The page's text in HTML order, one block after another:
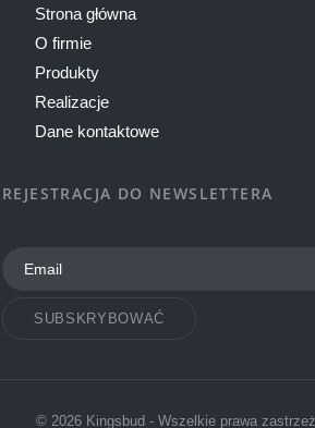
Strona główna
O firmie
Produkty
Realizacje
Dane kontaktowe
REJESTRACJA DO NEWSLETTERA
SUBSKRYBOWAĆ
© 2026 Kingsbud - Wszelkie prawa